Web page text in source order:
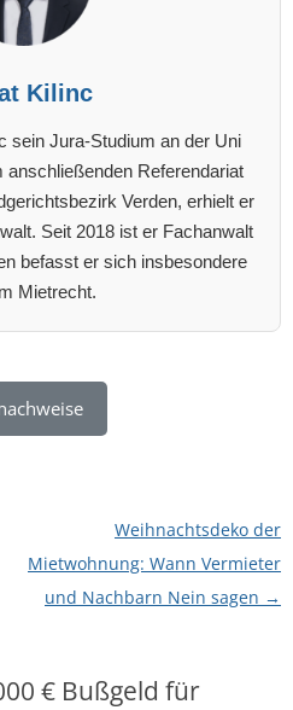
Kilinc
sein Jura-Studium an der Uni
Referendariat
Verden, erhielt er
Seit 2018 ist er Fachanwalt
befasst er sich insbesondere
Mietrecht.
Weihnachtsdeko der
Mietwohnung: Wann Vermieter
und Nachbarn Nein sagen →
€ Bußgeld für